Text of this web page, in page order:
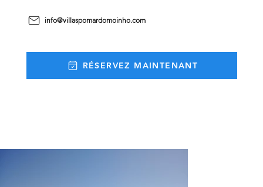
info@villaspomardomoinho.com
RÉSERVEZ MAINTENANT